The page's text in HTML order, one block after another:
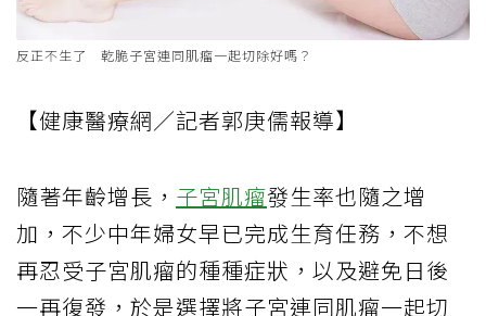
反正不生了 乾脆子宮連同肌瘤一起切除好嗎？
【健康醫療網／記者郭庚儒報導】
隨著年齡增長， 子宮肌瘤發生率也隨之增
加，不少中年婦女早已完成生育任務，不想
再忍受子宮肌瘤的種種症狀，以及避免日後
一再復發，於是選擇將子宮連同肌瘤一起切